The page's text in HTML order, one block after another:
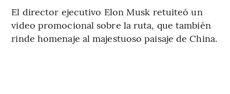
El director ejecutivo Elon Musk retuiteó un
video promocional sobre la ruta, que también
rinde homenaje al majestuoso paisaje de China.